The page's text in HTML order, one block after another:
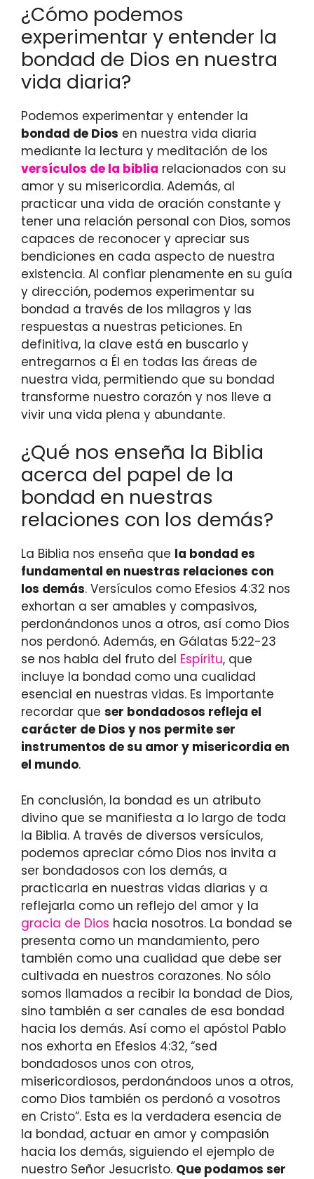
¿Cómo podemos
experimentar y entender la
bondad de Dios en nuestra
vida diaria?
Podemos experimentar y entender la
bondad de Dios en nuestra vida diaria
mediante la lectura y meditación de los
versículos de la biblia relacionados con su
amor y su misericordia. Además, al
practicar una vida de oración constante y
tener una relación personal con Dios, somos
capaces de reconocer y apreciar sus
bendiciones en cada aspecto de nuestra
existencia. Al confiar plenamente en su guía
y dirección, podemos experimentar su
bondad a través de los milagros y las
respuestas a nuestras peticiones. En
definitiva, la clave está en buscarlo y
entregarnos a Él en todas las áreas de
nuestra vida, permitiendo que su bondad
transforme nuestro corazón y nos lleve a
vivir una vida plena y abundante.
¿Qué nos enseña la Biblia
acerca del papel de la
bondad en nuestras
relaciones con los demás?
La Biblia nos enseña que la bondad es
fundamental en nuestras relaciones con
los demás. Versículos como Efesios 4:32 nos
exhortan a ser amables y compasivos,
perdonándonos unos a otros, así como Dios
nos perdonó. Además, en Gálatas 5:22-23
se nos habla del fruto del Espíritu, que
incluye la bondad como una cualidad
esencial en nuestras vidas. Es importante
recordar que ser bondadosos refleja el
carácter de Dios y nos permite ser
instrumentos de su amor y misericordia en
el mundo.
En conclusión, la bondad es un atributo
divino que se manifiesta a lo largo de toda
la Biblia. A través de diversos versículos,
podemos apreciar cómo Dios nos invita a
ser bondadosos con los demás, a
practicarla en nuestras vidas diarias y a
reflejarla como un reflejo del amor y la
gracia de Dios hacia nosotros. La bondad se
presenta como un mandamiento, pero
también como una cualidad que debe ser
cultivada en nuestros corazones. No sólo
somos llamados a recibir la bondad de Dios,
sino también a ser canales de esa bondad
hacia los demás. Así como el apóstol Pablo
nos exhorta en Efesios 4:32, “sed
bondadosos unos con otros,
misericordiosos, perdonándoos unos a otros,
como Dios también os perdonó a vosotros
en Cristo”. Esta es la verdadera esencia de
la bondad, actuar en amor y compasión
hacia los demás, siguiendo el ejemplo de
nuestro Señor Jesucristo. Que podamos ser